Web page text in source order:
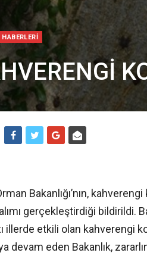
HABERLERI
Bakanlığı’nın,
gerçekleştirdiği bildirildi.
illerde etkili olan kahverengi
devam eden Bakanlık,